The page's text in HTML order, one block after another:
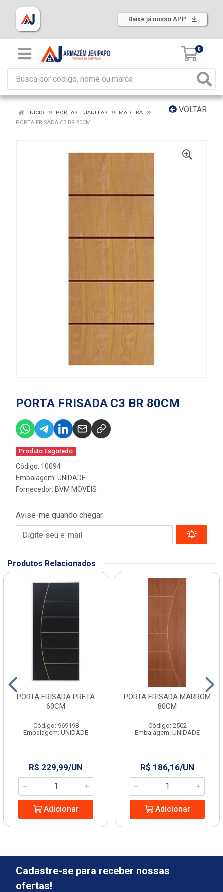
Baixe já nosso APP
0
VOLTAR
INÍCIO PORTAS E JANELAS
MADEIRA
PORTA FRISADA C3 BR 80CM
PORTA FRISADA C3 BR 80CM
Produto Esgotado
Código: 10094
Embalagem: UNIDADE
Fornecedor: BVM MOVEIS
Avise-me quando chegar
Produtos Relacionados
PORTA FRISADA PRETA
60CM
Código: 969198
Embalagem: UNIDADE
R$ 229,99/UN
Adicionar
PORTA FRISADA MARROM
80CM
Código: 2502
Embalagem: UNIDADE
R$ 186,16/UN
Adicionar
Cadastre-se para receber nossas
ofertas!